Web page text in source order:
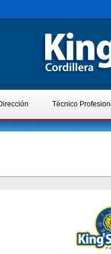
Técnico